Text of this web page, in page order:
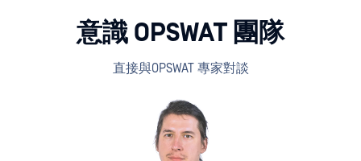
意識 OPSWAT 團隊
直接與OPSWAT 專家對談